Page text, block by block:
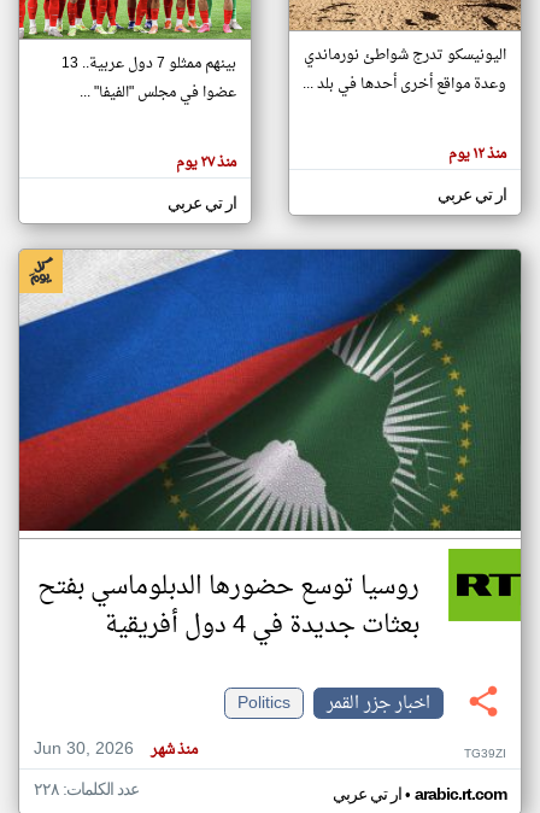
تغيير الدولة
اخبار جزر القمر على مدار الساعة
أهم اخبار جزر القمر العاجلة والمباشرة
هنا عن
وجهة
كاتبيها.
اليونيسكو تدرج شواطئ نورماندي
وعدة مواقع أخرى أحدها في بلد ...
منذ ١٢ يوم
ار تي عربي
بينهم ممثلو 7 دول عربية.. 13
عضوا في مجلس "الفيفا" ...
منذ ٢٧ يوم
ار تي عربي
روسيا توسع حضورها الدبلوماسي بفتح
بعثات جديدة في 4 دول أفريقية
اخبار جزر القمر
Politics
Jun 30, 2026
منذ شهر TG39ZI
ار تي عربي• arabic.rt.com عدد الكلمات: ٢٢٨
klyoum.com